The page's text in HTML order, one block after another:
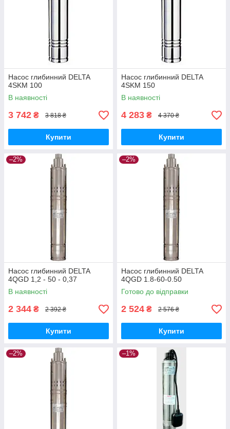
Насос глибинний DELTA
4SKM 100
В наявності
3 742 ₴ 3 818 ₴
Купити
Насос глибинний DELTA
4SKM 150
В наявності
4 283 ₴ 4 370 ₴
Купити
–2%
Насос глибинний DELTA
4QGD 1,2 - 50 - 0,37
В наявності
2 344 ₴ 2 392 ₴
Купити
–2%
Насос глибинний DELTA
4QGD 1.8-60-0.50
Готово до відправки
2 524 ₴ 2 576 ₴
Купити
–2% –1%